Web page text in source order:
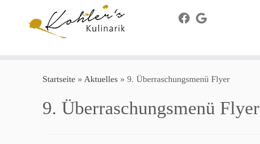
Startseite » Aktuelles » 9. Überraschungsmenü Flyer
9. Überraschungsmenü Flyer